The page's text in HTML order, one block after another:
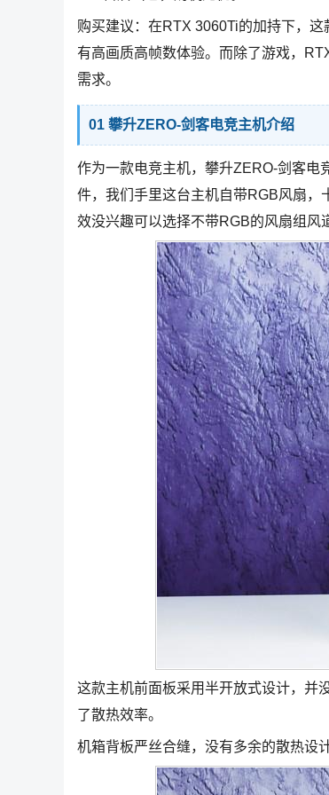
购买建议：在RTX 3060Ti的加持下，
有高画质高帧数体验。而除了游戏，
需求。
01 攀升ZERO-剑客电竞主机介绍
作为一款电竞主机，攀升ZERO-剑客电
件，我们手里这台主机自带RGB风扇
效没兴趣可以选择不带RGB的风扇组风
这款主机前面板采用半开放式设计，并
了散热效率。
机箱背板严丝合缝，没有多余的散热设计